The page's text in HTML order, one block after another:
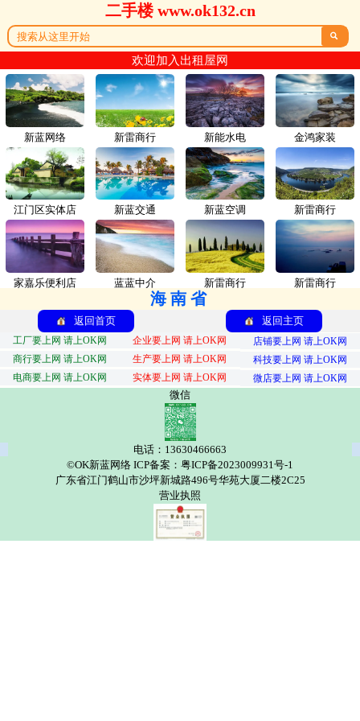
二手楼 www.ok132.cn

欢迎加入出租屋网
新蓝网络 新雷商行
江门区实体店 新蓝交通
家嘉乐便利店 蓝蓝中介
新能水电 金鸿家装
新蓝空调 新雷商行
新雷商行 新雷商行
海南省
返回首页 返回主页
工厂要上网 请上OK网 企业要上网 请上OK网
店铺要上网 请上OK网
商行要上网 请上OK网
生产要上网 请上OK网
科技要上网 请上OK网
电商要上网 请上OK网
实体要上网 请上OK网 微店要上网 请上OK网
微信
电话：13630466663
©OK新蓝网络 ICP备案：粤ICP备2023009931号-1
广东省江门鹤山市沙坪新城路496号华苑大厦二楼2C25
营业执照